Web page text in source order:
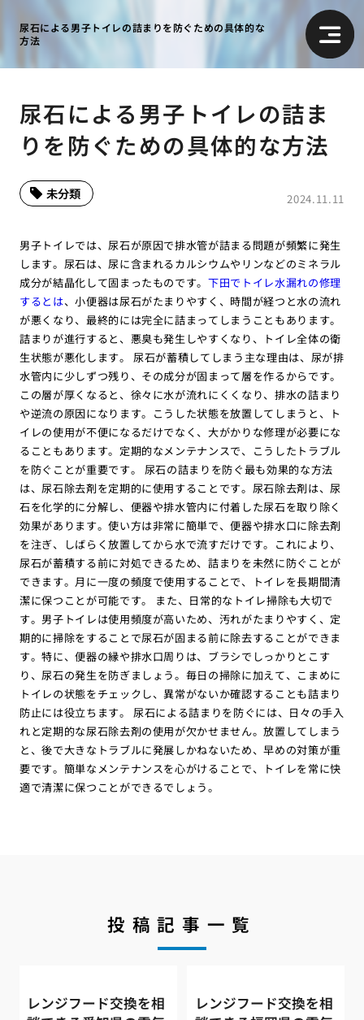
尿石による男子トイレの詰まりを防ぐための具体的な
方法
尿石による男子トイレの詰ま
りを防ぐための具体的な方法
2024.11.11
未分類
男子トイレでは、尿石が原因で排水管が詰まる問題が頻繁に発生
します。尿石は、尿に含まれるカルシウムやリンなどのミネラル
成分が結晶化して固まったものです。下田でトイレ水漏れの修理
するとは、小便器は尿石がたまりやすく、時間が経つと水の流れ
が悪くなり、最終的には完全に詰まってしまうこともあります。
詰まりが進行すると、悪臭も発生しやすくなり、トイレ全体の衛
生状態が悪化します。 尿石が蓄積してしまう主な理由は、尿が排
水管内に少しずつ残り、その成分が固まって層を作るからです。
この層が厚くなると、徐々に水が流れにくくなり、排水の詰まり
や逆流の原因になります。こうした状態を放置してしまうと、ト
イレの使用が不便になるだけでなく、大がかりな修理が必要にな
ることもあります。定期的なメンテナンスで、こうしたトラブル
を防ぐことが重要です。 尿石の詰まりを防ぐ最も効果的な方法
は、尿石除去剤を定期的に使用することです。尿石除去剤は、尿
石を化学的に分解し、便器や排水管内に付着した尿石を取り除く
効果があります。使い方は非常に簡単で、便器や排水口に除去剤
を注ぎ、しばらく放置してから水で流すだけです。これにより、
尿石が蓄積する前に対処できるため、詰まりを未然に防ぐことが
できます。月に一度の頻度で使用することで、トイレを長期間清
潔に保つことが可能です。 また、日常的なトイレ掃除も大切で
す。男子トイレは使用頻度が高いため、汚れがたまりやすく、定
期的に掃除をすることで尿石が固まる前に除去することができま
す。特に、便器の縁や排水口周りは、ブラシでしっかりとこす
り、尿石の発生を防ぎましょう。毎日の掃除に加えて、こまめに
トイレの状態をチェックし、異常がないか確認することも詰まり
防止には役立ちます。 尿石による詰まりを防ぐには、日々の手入
れと定期的な尿石除去剤の使用が欠かせません。放置してしまう
と、後で大きなトラブルに発展しかねないため、早めの対策が重
要です。簡単なメンテナンスを心がけることで、トイレを常に快
適で清潔に保つことができるでしょう。
投稿記事一覧
レンジフード交換を相
レンジフード交換を相